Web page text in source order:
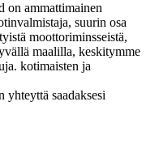
on ammattimainen
suurin osa
moottoriminsseistä,
maalilla, keskitymme
kotimaisten ja
saadaksesi